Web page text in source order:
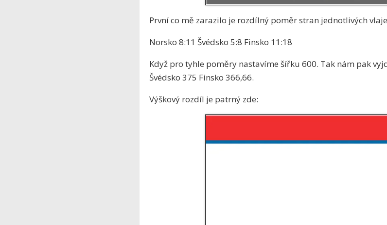
První co mě zarazilo je rozdílný poměr stran jednotlivých
Norsko 8:11 Švédsko 5:8 Finsko 11:18
Když pro tyhle poměry nastavíme šířku 600. Tak nám pak
Švédsko 375 Finsko 366,66.
Výškový rozdíl je patrný zde: